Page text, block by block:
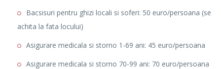
Bacsisuri pentru ghizi locali si soferi: 50 euro/persoana (se
achita la fata locului)
Asigurare medicala si storno 1-69 ani: 45 euro/persoana
Asigurare medicala si storno 70-99 ani: 70 euro/persoana